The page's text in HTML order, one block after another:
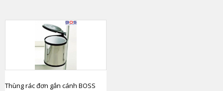
Thùng rác đơn gắn cánh BOSS